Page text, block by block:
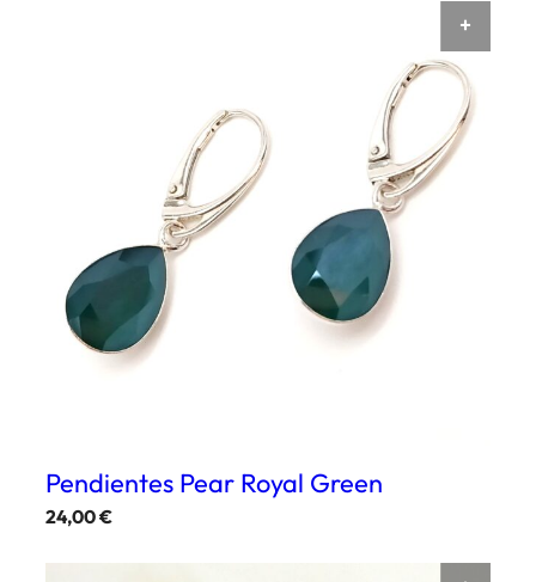
Pendientes Pear Royal Green
24,00€